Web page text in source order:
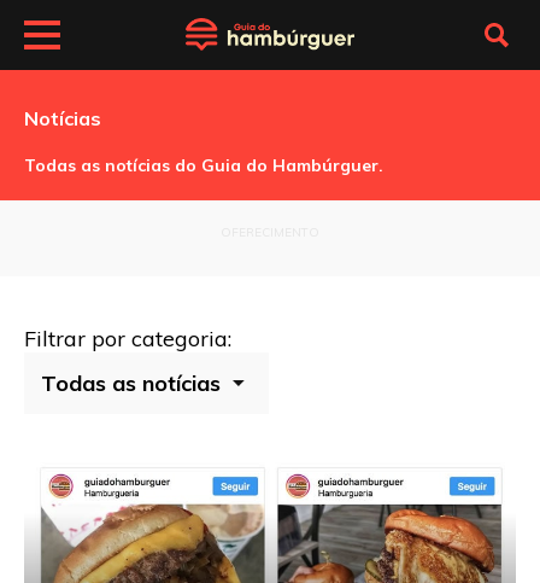
Notícias
Todas as notícias do Guia do Hambúrguer.
Filtrar por categoria: